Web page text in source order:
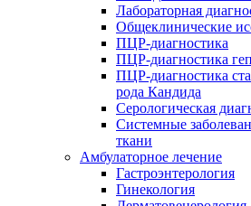
Лабораторная
Общеклинические
ПЦР-диагностика
ПЦР-диагностика
ПЦР-диагностика
рода Кандида
Серологическая
Системные
ткани
Амбулаторное лечение
Гастроэнтерология
Гинекология